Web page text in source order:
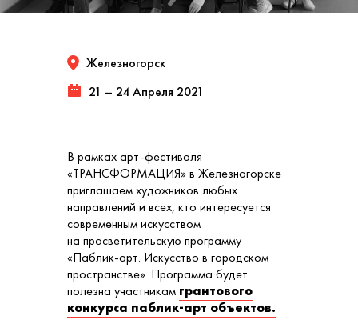
Железногорск
21 – 24 Апреля 2021
В рамках арт-фестиваля
«ТРАНСФОРМАЦИЯ» в Железногорске
приглашаем художников любых
направлений и всех, кто интересуется
современным искусством
на просветительскую программу
«Паблик-арт. Искусство в городском
пространстве». Программа будет
полезна участникам грантового
конкурса паблик-арт объектов.